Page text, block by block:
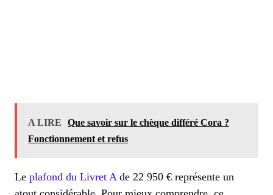
A LIRE
Que savoir sur le chèque différé Cora ?
Fonctionnement et refus
Le plafond du Livret Ade 22 950 € représente un